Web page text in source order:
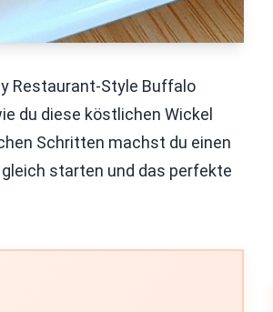
Restaurant-Style Buffalo
du diese köstlichen Wickel
Schritten machst du einen
starten und das perfekte